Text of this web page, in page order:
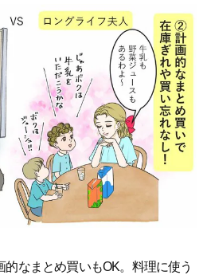
なまとめ買いもOK。料理に使う